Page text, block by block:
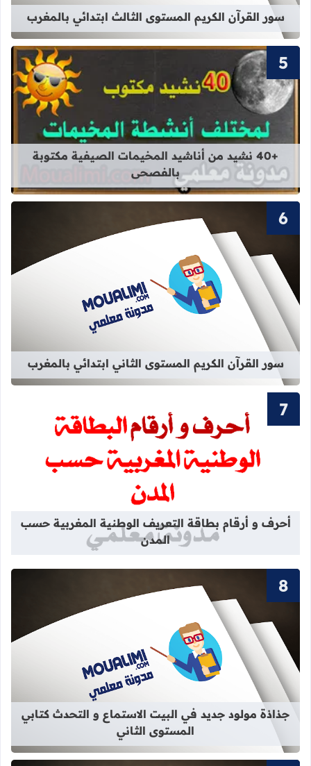
سور القرآن الكريم المستوى الثالث ابتدائي بالمغرب
قراءة المزيد عن +40 نشيد من أناشيد المخيمات الصيفية مكتوبة بالفصحى
+40 نشيد من أناشيد المخيمات الصيفية مكتوبة
بالفصحى
قراءة المزيد عن سور القرآن الكريم
سور القرآن الكريم المستوى الثاني ابتدائي بالمغرب
قراءة المزيد عن أحرف و أرقام
أحرف و أرقام بطاقة التعريف الوطنية المغربية حسب
المدن
قراءة المزيد عن جذاذة مولود جديد
جذاذة مولود جديد في البيت الاستماع و التحدث كتابي
المستوى الثاني